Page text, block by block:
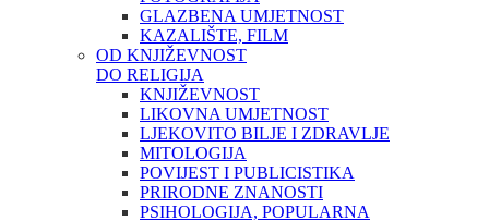
GLAZBENA UMJETNOST
KAZALIŠTE, FILM
OD KNJIŽEVNOST
DO RELIGIJA
KNJIŽEVNOST
LIKOVNA UMJETNOST
LJEKOVITO BILJE I ZDRAVLJE
MITOLOGIJA
POVIJEST I PUBLICISTIKA
PRIRODNE ZNANOSTI
PSIHOLOGIJA, POPULARNA